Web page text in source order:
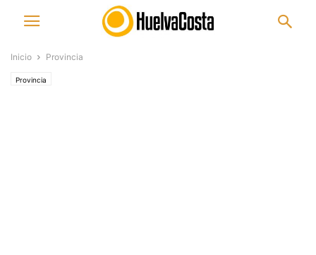
Inicio Provincia
Provincia